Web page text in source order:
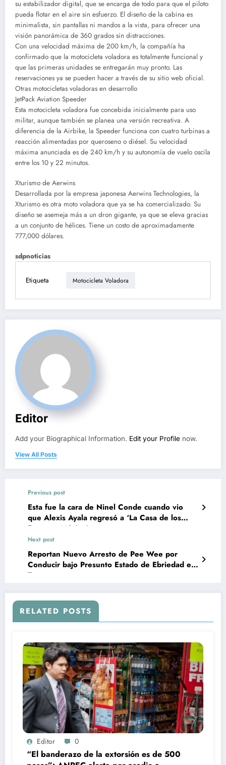
su estabilizador digital, que se encarga de todo para que el piloto
pueda flotar en el aire sin esfuerzo. El diseño de la cabina es
minimalista, sin pantallas ni mandos a la vista, para ofrecer una
visión panorámica de 360 grados sin distracciones.
Con una velocidad máxima de 200 km/h, la compañía ha
confirmado que la motocicleta voladora es totalmente funcional y
que las primeras unidades se entregarán muy pronto. Las
reservaciones ya se pueden hacer a través de su sitio web oficial.
Otras motocicletas voladoras en desarrollo
JetPack Aviation Speeder
Esta motocicleta voladora fue concebida inicialmente para uso
militar, aunque también se planea una versión recreativa. A
diferencia de la Airbike, la Speeder funciona con cuatro turbinas a
reacción alimentadas por queroseno o diésel. Su velocidad
máxima anunciada es de 240 km/h y su autonomía de vuelo oscila
entre los 10 y 22 minutos.
Xturismo de Aerwins
Desarrollada por la empresa japonesa Aerwins Technologies, la
Xturismo es otra moto voladora que ya se ha comercializado. Su
diseño se asemeja más a un dron gigante, ya que se eleva gracias
a un conjunto de hélices. Tiene un costo de aproximadamente
777,000 dólares.
sdpnoticias
Etiqueta Motocicleta Voladora
Editor
Add your Biographical Information. Edit your Profile now.
View All Posts
Previous post
Esta fue la cara de Ninel Conde cuando vio
que Alexis Ayala regresó a ‘La Casa de los
Famosos México’
Next post
Reportan Nuevo Arresto de Pee Wee por
Conducir bajo Presunto Estado de Ebriedad en
Texas
RELATED POSTS
Editor 0
“El banderazo de la extorsión es de 500